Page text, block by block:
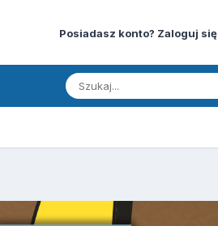
Posiadasz konto? Zaloguj się